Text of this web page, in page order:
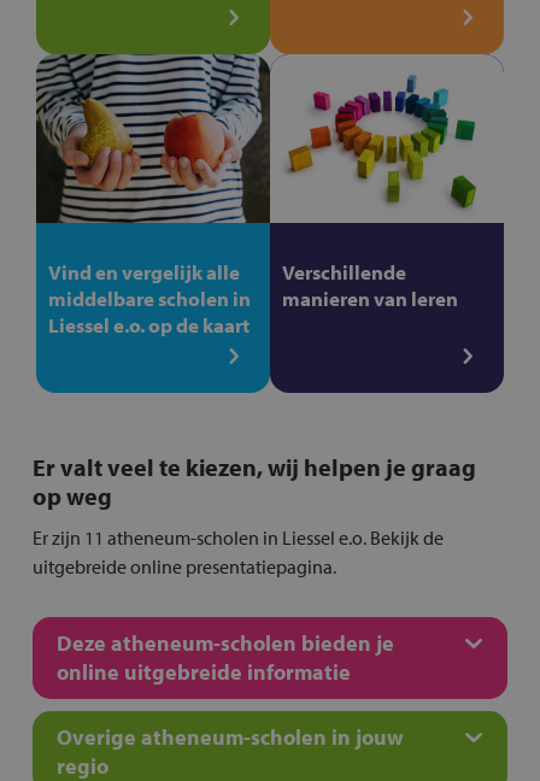
Vind en vergelijk alle
middelbare scholen in
Liessel e.o. op de kaart
Verschillende
manieren van leren
Er valt veel te kiezen, wij helpen je graag
op weg
Er zijn 11 atheneum-scholen in Liessel e.o. Bekijk de
uitgebreide online presentatiepagina.
Deze atheneum-scholen bieden je
online uitgebreide informatie
Overige atheneum-scholen in jouw
regio